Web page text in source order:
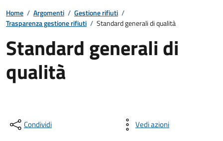
Home / Argomenti / Gestione rifiuti /
Trasparenza gestione rifiuti / Standard generali di qualità
Standard generali di
qualità
Condividi Vedi azioni